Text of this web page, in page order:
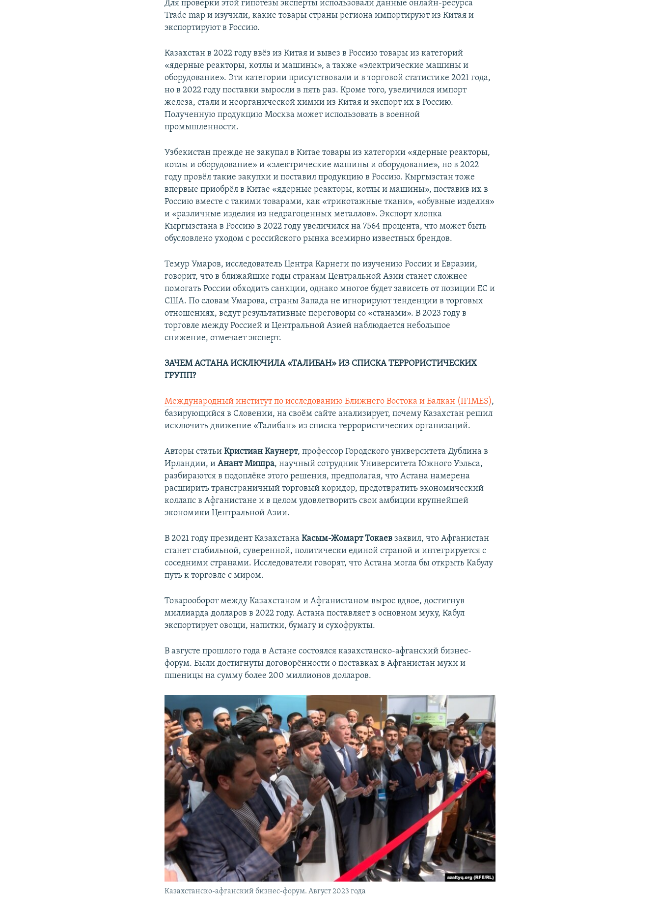
Для проверки этой гипотезы эксперты использовали данные онлайн-ресурса
Trade map и изучили, какие товары страны региона импортируют из Китая и
экспортируют в Россию.
Казахстан в 2022 году ввёз из Китая и вывез в Россию товары из категорий
«ядерные реакторы, котлы и машины», а также «электрические машины и
оборудование». Эти категории присутствовали и в торговой статистике 2021 года,
но в 2022 году поставки выросли в пять раз. Кроме того, увеличился импорт
железа, стали и неорганической химии из Китая и экспорт их в Россию.
Полученную продукцию Москва может использовать в военной
промышленности.
Узбекистан прежде не закупал в Китае товары из категории «ядерные реакторы,
котлы и оборудование» и «электрические машины и оборудование», но в 2022
году провёл такие закупки и поставил продукцию в Россию. Кыргызстан тоже
впервые приобрёл в Китае «ядерные реакторы, котлы и машины», поставив их в
Россию вместе с такими товарами, как «трикотажные ткани», «обувные изделия»
и «различные изделия из недрагоценных металлов». Экспорт хлопка
Кыргызстана в Россию в 2022 году увеличился на 7564 процента, что может быть
обусловлено уходом с российского рынка всемирно известных брендов.
Темур Умаров, исследователь Центра Карнеги по изучению России и Евразии,
говорит, что в ближайшие годы странам Центральной Азии станет сложнее
помогать России обходить санкции, однако многое будет зависеть от позиции ЕС и
США. По словам Умарова, страны Запада не игнорируют тенденции в торговых
отношениях, ведут результативные переговоры со «станами». В 2023 году в
торговле между Россией и Центральной Азией наблюдается небольшое
снижение, отмечает эксперт.
ЗАЧЕМ АСТАНА ИСКЛЮЧИЛА «ТАЛИБАН» ИЗ СПИСКА ТЕРРОРИСТИЧЕСКИХ
ГРУПП?
Международный институт по исследованию Ближнего Востока и Балкан (IFIMES),
базирующийся в Словении, на своём сайте анализирует, почему Казахстан решил
исключить движение «Талибан» из списка террористических организаций.
Авторы статьиКристиан Каунерт, профессор Городского университета Дублина в
Ирландии, и Анант Мишра, научный сотрудник Университета Южного Уэльса,
разбираются в подоплёке этого решения, предполагая, что Астана намерена
расширить трансграничный торговый коридор, предотвратить экономический
коллапс в Афганистане и в целом удовлетворить свои амбиции крупнейшей
экономики Центральной Азии.
В 2021 году президент Казахстана Касым-Жомарт Токаев заявил, что Афганистан
станет стабильной, суверенной, политически единой страной и интегрируется с
соседними странами. Исследователи говорят, что Астана могла бы открыть Кабулу
путь к торговле с миром.
Товарооборот между Казахстаном и Афганистаном вырос вдвое, достигнув
миллиарда долларов в 2022 году. Астана поставляет в основном муку, Кабул
экспортирует овощи, напитки, бумагу и сухофрукты.
В августе прошлого года в Астане состоялся казахстанско-афганский бизнес-
форум. Были достигнуты договорённости о поставках в Афганистан муки и
пшеницы на сумму более 200 миллионов долларов.
Казахстанско-афганский бизнес-форум. Август 2023 года